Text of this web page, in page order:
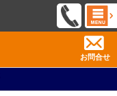
お問合せ